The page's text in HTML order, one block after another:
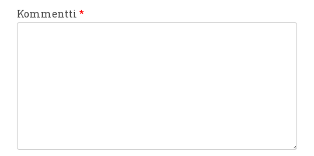
Kommentti *